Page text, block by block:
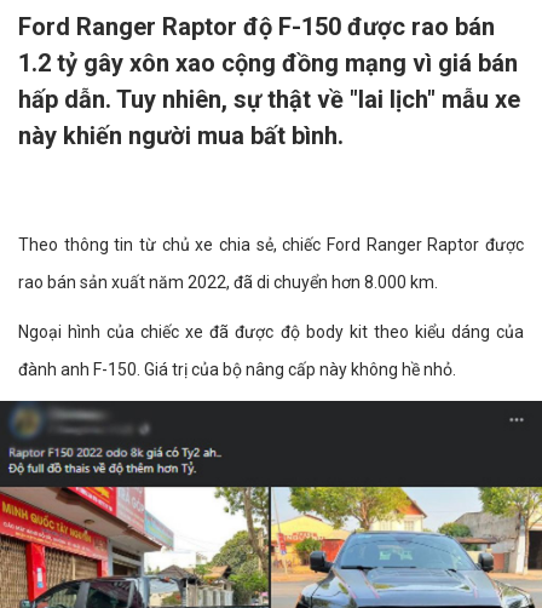
Ford Ranger Raptor độ F-150 được rao bán
1.2 tỷ gây xôn xao cộng đồng mạng vì giá bán
hấp dẫn. Tuy nhiên, sự thật về "lai lịch" mẫu xe
này khiến người mua bất bình.
Theo thông tin từ chủ xe chia sẻ, chiếc Ford Ranger Raptor được
rao bán sản xuất năm 2022, đã di chuyển hơn 8.000 km.
Ngoại hình của chiếc xe đã được độ body kit theo kiểu dáng của
đành anh F-150. Giá trị của bộ nâng cấp này không hề nhỏ.